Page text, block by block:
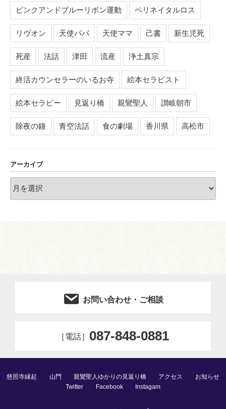
ピンクアンドブルーリボン運動 ペリネイタルロス
リヴオン 天使パパ 天使ママ 己書 新生児死
死産 法話 津田 流産 浄土真宗
終活カウンセラーのいるお寺 絵本セラピスト
絵本セラピー 見返り橋 親鸞聖人 讃岐朝市
除夜の鐘 青空法話 食の劇場 香川県 高松市
アーカイブ
ー
お問い合わせ・ご相談
［電話］ 087-848-0881
慈照寺縁起 山門 親鸞聖人ゆかりの見返り橋 アクセス
お知らせ
Twitter
Facebook Instagam